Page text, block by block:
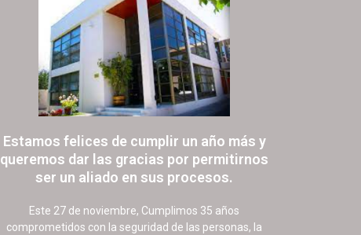
Estamos felices de cumplir un año más y
queremos dar las gracias por permitirnos
ser un aliado en sus procesos.
Este 27 de noviembre, Cumplimos 35 años
comprometidos con la seguridad de las personas, la